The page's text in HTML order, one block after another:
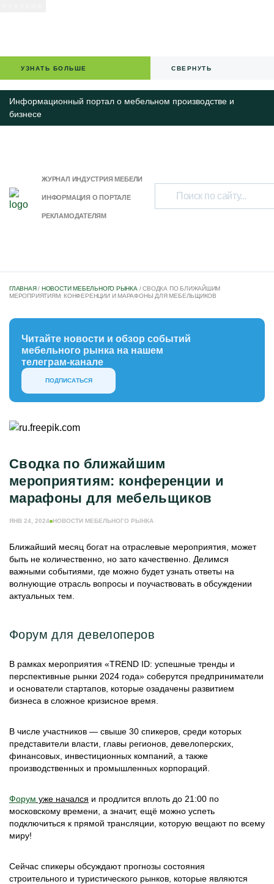
УЗНАТЬ БОЛЬШЕ СВЕРНУТЬ
Информационный портал о мебельном производстве и
бизнесе
ЖУРНАЛ ИНДУСТРИЯ МЕБЕЛИ
ИНФОРМАЦИЯ О ПОРТАЛЕ
РЕКЛАМОДАТЕЛЯМ
ГЛАВНАЯ/ НОВОСТИ МЕБЕЛЬНОГО РЫНКА /СВОДКА ПО БЛИЖАЙШИМ
МЕРОПРИЯТИЯМ: КОНФЕРЕНЦИИ И МАРАФОНЫ ДЛЯ МЕБЕЛЬЩИКОВ
Читайте новости и обзор событий
мебельного рынка на нашем
телеграм-канале
ПОДПИСАТЬСЯ
Сводка по ближайшим
мероприятиям: конференции и
марафоны для мебельщиков
ЯНВ 24, 2024 НОВОСТИ МЕБЕЛЬНОГО РЫНКА
Ближайший месяц богат на отраслевые мероприятия, может
быть не количественно, но зато качественно. Делимся
важными событиями, где можно будет узнать ответы на
волнующие отрасль вопросы и поучаствовать в обсуждении
актуальных тем.
Форум для девелоперов
В рамках мероприятия «TREND ID: успешные тренды и
перспективные рынки 2024 года» соберутся предприниматели
и основатели стартапов, которые озадачены развитием
бизнеса в сложное кризисное время.
В числе участников ― свыше 30 спикеров, среди которых
представители власти, главы регионов, девелоперских,
финансовых, инвестиционных компаний, а также
производственных и промышленных корпораций.
Форум уже начался и продлится вплоть до 21:00 по
московскому времени, а значит, ещё можно успеть
подключиться к прямой трансляции, которую вещают по всему
миру!
Сейчас спикеры обсуждают прогнозы состояния
строительного и туристического рынков, которые являются